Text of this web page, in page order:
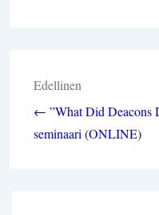
Artikkelien
selaus
Edellinen
← ”What Did Deacons
seminaari (ONLINE)